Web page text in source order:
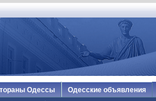
Одессы Одесские объявления